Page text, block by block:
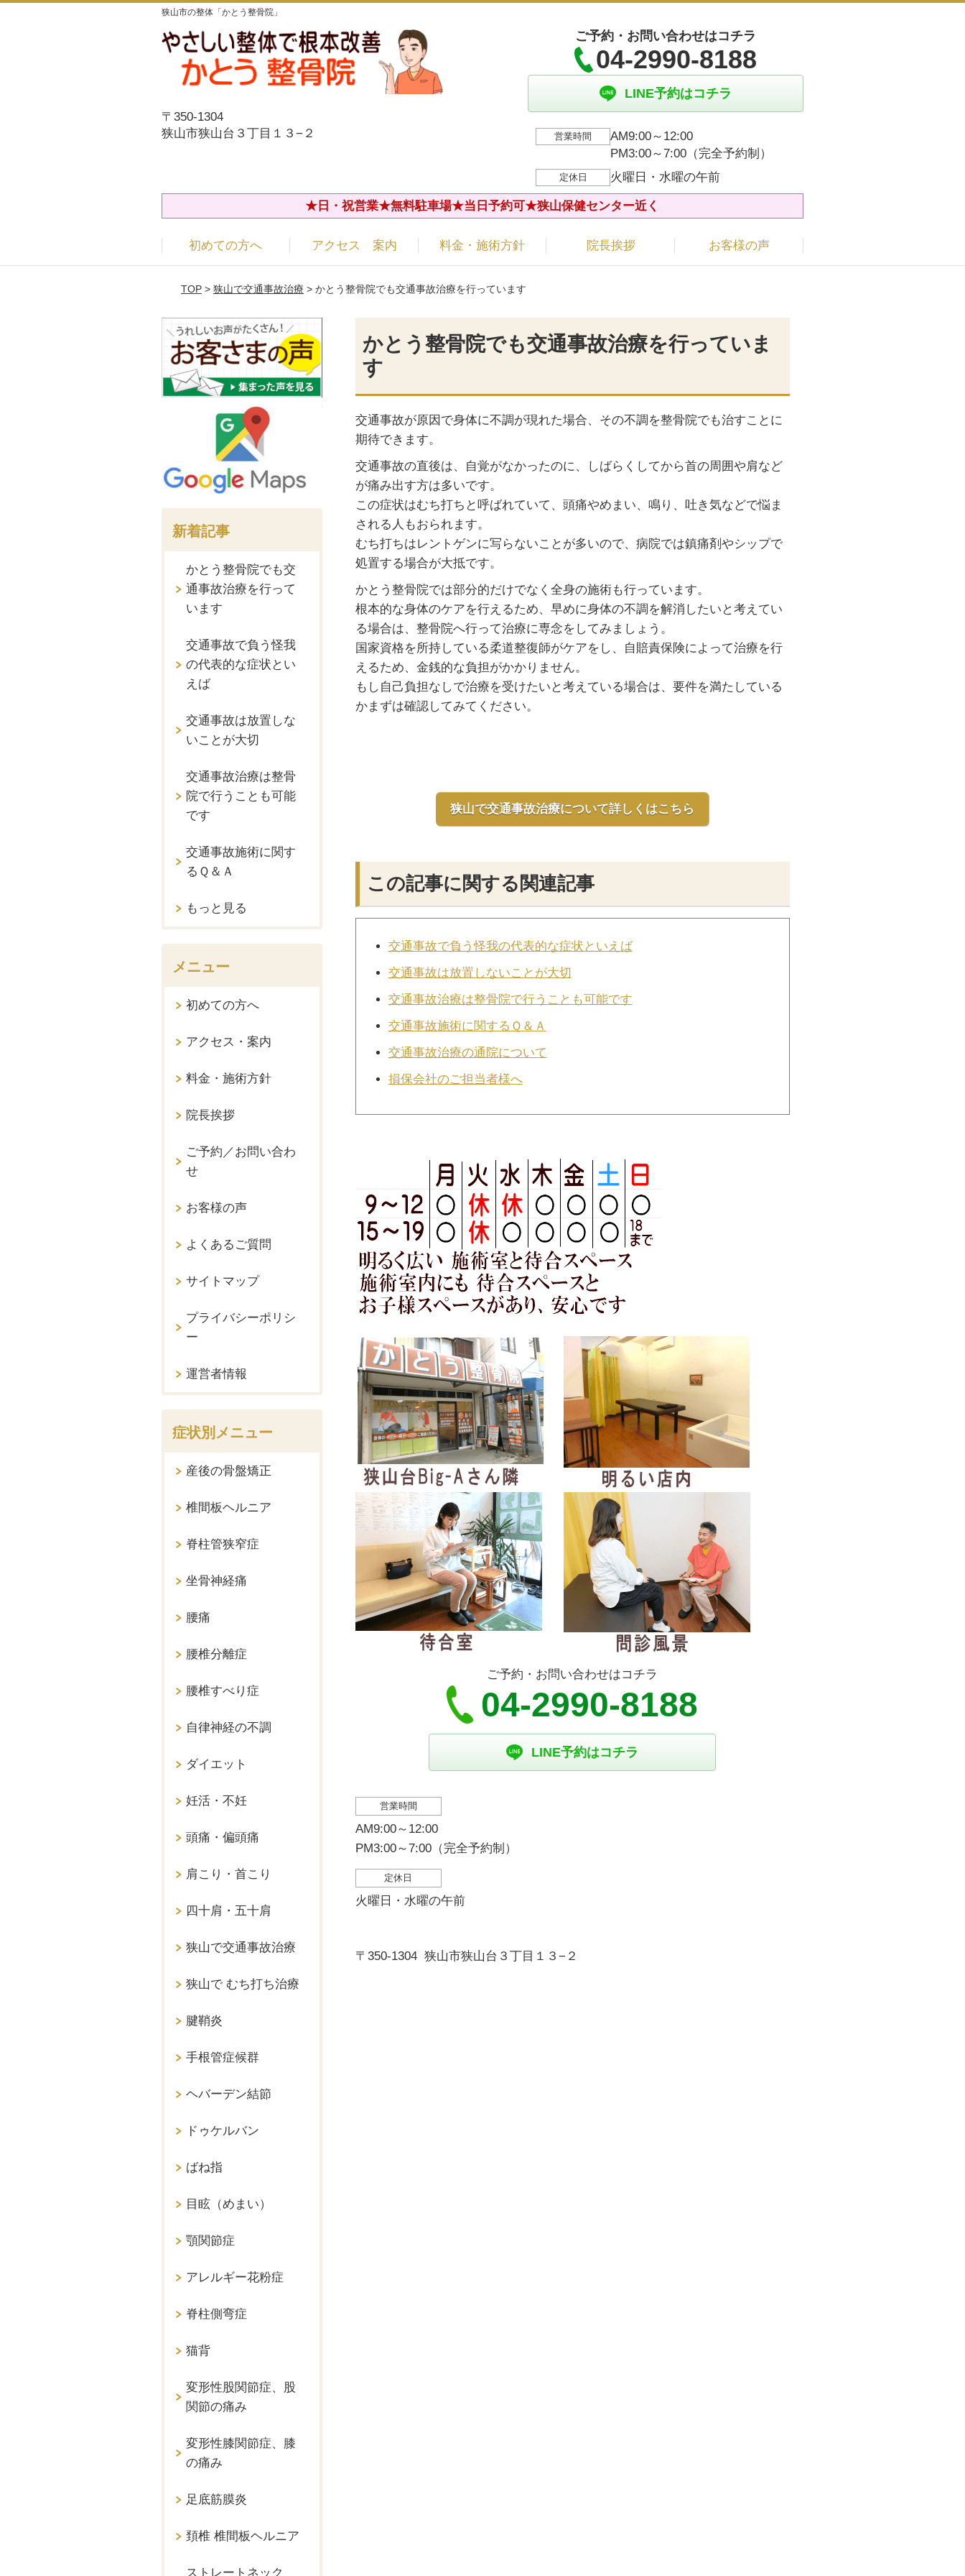
狭山市の整体「かとう整骨院」
〒350-1304
狭山市狭山台３丁目１３−２
ご予約・お問い合わせはコチラ
04-2990-8188
LINE予約はコチラ
営業時間
AM9:00～12:00
PM3:00～7:00（完全予約制）
定休日 火曜日・水曜の午前
★日・祝営業★無料駐車場★当日予約可★狭山保健センター近く
初めての方へ アクセス 案内 料金・施術方針 院長挨拶 お客様の声
TOP> 狭山で交通事故治療 > かとう整骨院でも交通事故治療を行っています
かとう整骨院でも交通事故治療を行っていま
す
交通事故が原因で身体に不調が現れた場合、その不調を整骨院でも治すことに
期待できます。
交通事故の直後は、自覚がなかったのに、しばらくしてから首の周囲や肩など
が痛み出す方は多いです。
この症状はむち打ちと呼ばれていて、頭痛やめまい、鳴り、吐き気などで悩ま
される人もおられます。
むち打ちはレントゲンに写らないことが多いので、病院では鎮痛剤やシップで
処置する場合が大抵です。
かとう整骨院では部分的だけでなく全身の施術も行っています。
根本的な身体のケアを行えるため、早めに身体の不調を解消したいと考えてい
る場合は、整骨院へ行って治療に専念をしてみましょう。
国家資格を所持している柔道整復師がケアをし、自賠責保険によって治療を行
えるため、金銭的な負担がかかりません。
もし自己負担なしで治療を受けたいと考えている場合は、要件を満たしている
かまずは確認してみてください。
狭山で交通事故治療について詳しくはこちら
この記事に関する関連記事
交通事故で負う怪我の代表的な症状といえば
交通事故は放置しないことが大切
交通事故治療は整骨院で行うことも可能です
交通事故施術に関するＱ＆Ａ
交通事故治療の通院について
損保会社のご担当者様へ
ご予約・お問い合わせはコチラ
04-2990-8188
LINE予約はコチラ
営業時間
AM9:00～12:00
PM3:00～7:00（完全予約制）
定休日
火曜日・水曜の午前
〒350-1304 狭山市狭山台３丁目１３−２
新着記事
かとう整骨院でも交
通事故治療を行って
います
交通事故で負う怪我
の代表的な症状とい
えば
交通事故は放置しな
いことが大切
交通事故治療は整骨
院で行うことも可能
です
交通事故施術に関す
るＱ＆Ａ
もっと見る
メニュー
初めての方へ
アクセス・案内
料金・施術方針
院長挨拶
ご予約／お問い合わ
せ
お客様の声
よくあるご質問
サイトマップ
プライバシーポリシ
ー
運営者情報
症状別メニュー
産後の骨盤矯正
椎間板ヘルニア
脊柱管狭窄症
坐骨神経痛
腰痛
腰椎分離症
腰椎すべり症
自律神経の不調
ダイエット
妊活・不妊
頭痛・偏頭痛
肩こり・首こり
四十肩・五十肩
狭山で交通事故治療
狭山で むち打ち治療
腱鞘炎
手根管症候群
ヘバーデン結節
ドゥケルバン
ばね指
目眩（めまい）
顎関節症
アレルギー花粉症
脊柱側弯症
猫背
変形性股関節症、股
関節の痛み
変形性膝関節症、膝
の痛み
足底筋膜炎
頚椎 椎間板ヘルニア
ストレートネック